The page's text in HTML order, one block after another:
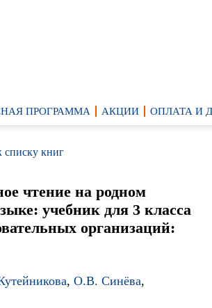
ПРОГРАММА АКЦИИ ОПЛАТА И
списку книг
чтение на родном
учебник для 3 класса
организаций:
, О.В. Синёва,